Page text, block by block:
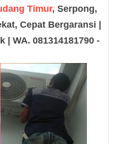
Timur, Serpong,
Cepat Bergaransi |
| WA. 081314181790 -